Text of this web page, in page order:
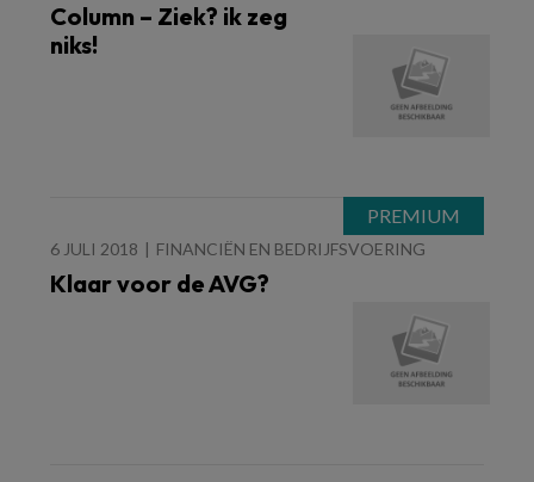
Column – Ziek? ik zeg
niks!
6 JULI 2018 FINANCIËN EN BEDRIJFSVOERING
Klaar voor de AVG?